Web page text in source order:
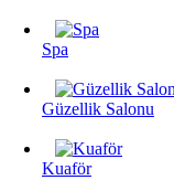
Spa
Güzellik Salonu
Kuaför